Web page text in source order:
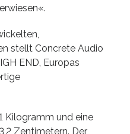
stellt Concrete Audio
END, Europas
Kilogramm und eine
Zentimetern. Der